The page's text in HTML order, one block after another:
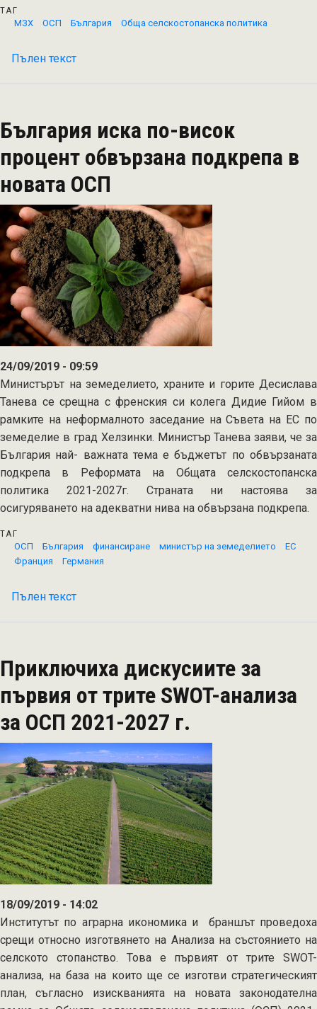
ТАГ
МЗХ
ОСП България Обща селскостопанска политика
Пълен текст
се
запази
ежегодното
подпомагане
земеделските
стопани
в
рамките
на
бъдещата
ОСП
България иска по-висок
процент обвързана подкрепа в
новата ОСП
24/09/2019 - 09:59
Министърът на земеделието, храните и горите Десислава
Танева се срещна с френския си колега Дидие Гийом в
рамките на неформалното заседание на Съвета на ЕС по
земеделие в град Хелзинки. Министър Танева заяви, че за
България най- важната тема е бъджетът по обвързаната
подкрепа в Реформата на Общата селскостопанска
политика 2021-2027г. Страната ни настоява за
осигуряването на адекватни нива на обвързана подкрепа.
ТАГ
ОСП
България финансиране министър на земеделието
ЕС
Франция
Германия
Пълен текст
висок
обвързана
подкрепа
новата
ОСП
Приключиха дискусиите за
първия от трите SWOT-анализа
за ОСП 2021-2027 г.
18/09/2019 - 14:02
Институтът по аграрна икономика и браншът проведоха
срещи относно изготвянето на Анализа на състоянието на
селското стопанство. Това е първият от трите SWOT-
анализа, на база на които ще се изготви стратегическият
план, съгласно изискванията на новата законодателна